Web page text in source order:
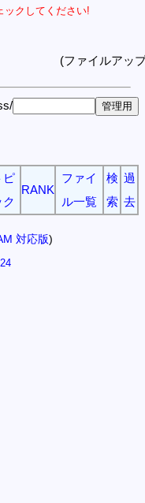
ックしてください!
(ファイルアッ
ピ
ク
RANK
ファイ
ル一覧
検
索
過
去
対応版)
24